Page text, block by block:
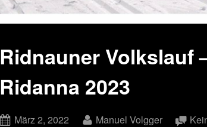
Ridnauner Volkslauf
Ridanna 2023
Posted
März 2, 2022 By
Manuel Volgger